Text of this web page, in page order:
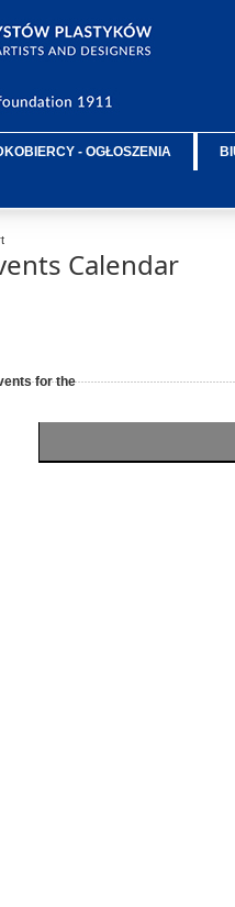
- OGŁOSZENIA
Calendar
for the